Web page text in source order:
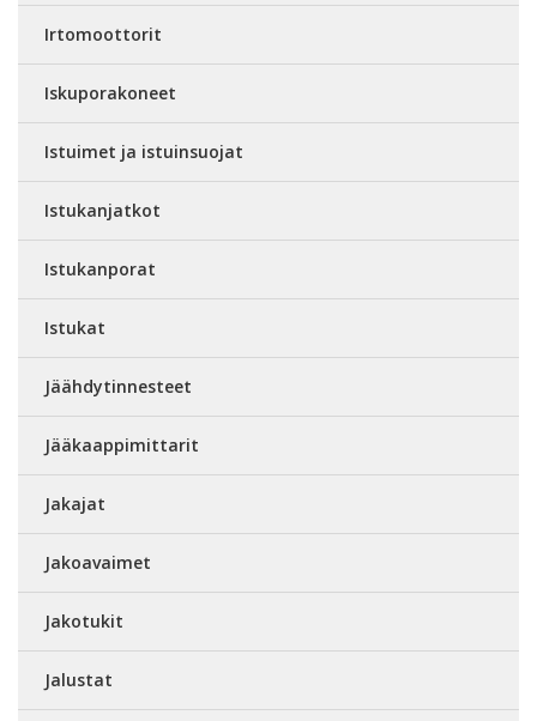
Irtomoottorit
Iskuporakoneet
Istuimet ja istuinsuojat
Istukanjatkot
Istukanporat
Istukat
Jäähdytinnesteet
Jääkaappimittarit
Jakajat
Jakoavaimet
Jakotukit
Jalustat